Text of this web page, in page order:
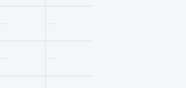
— —
— —